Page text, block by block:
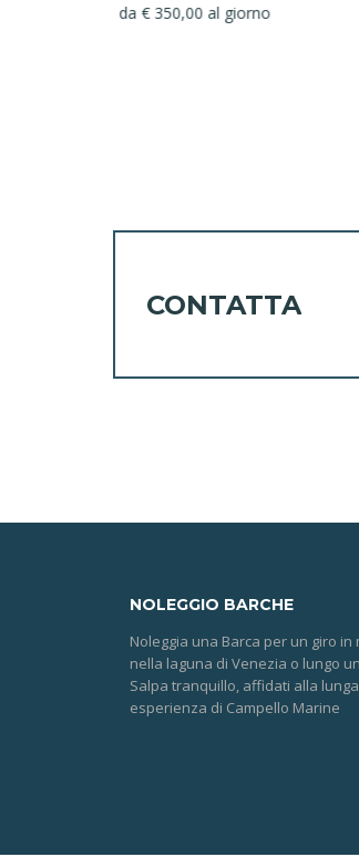
da € 280,00 al giorno
CONTATTA
NOLEGGIO BARCHE
Noleggia una Barca per un giro in
nella laguna di Venezia o lungo
Salpa tranquillo, affidati alla lunga
esperienza di Campello Marine